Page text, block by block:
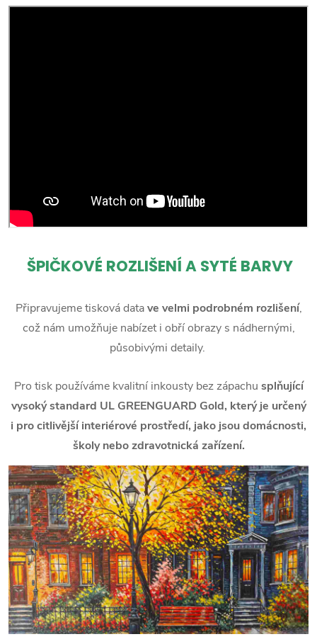
ŠPIČKOVÉ ROZLIŠENÍ A SYTÉ BARVY
Připravujeme tisková datave velmi podrobném rozlišení,
což nám umožňuje nabízet i obří obrazy s nádhernými,
působivými detaily.
Pro tisk používáme kvalitní inkousty bez zápachu splňující
vysoký standard UL GREENGUARD Gold, který je určený
i pro citlivější interiérové prostředí, jako jsou domácnosti,
školy nebo zdravotnická zařízení.